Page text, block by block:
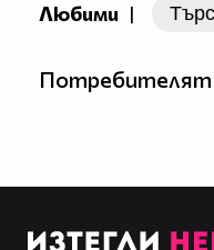
Любими |
Потребителят